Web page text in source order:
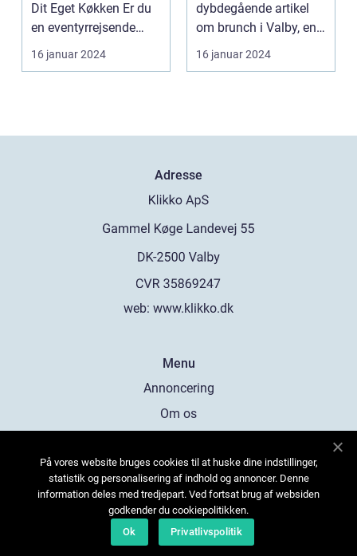
Dit Eget Køkken Er du
en eventyrrejsende
eller en backpa...
16 januar 2024
dybdegående artikel
om brunch i Valby, en
populær og trendy
bydel i Kø...
16 januar 2024
Adresse
web: www.klikko.dk
Menu
Annoncering
Om os
Kontakt os
Sitemap
På vores website bruges cookies til at huske dine indstillinger,
statistik og personalisering af indhold og annoncer. Denne
information deles med tredjepart. Ved fortsat brug af websiden
godkender du cookiepolitikken.
Ok
Privatlivspolitik